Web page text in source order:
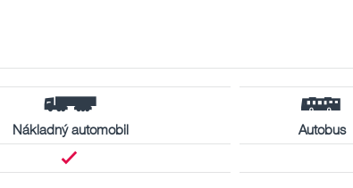
Nákladný automobil Autobus